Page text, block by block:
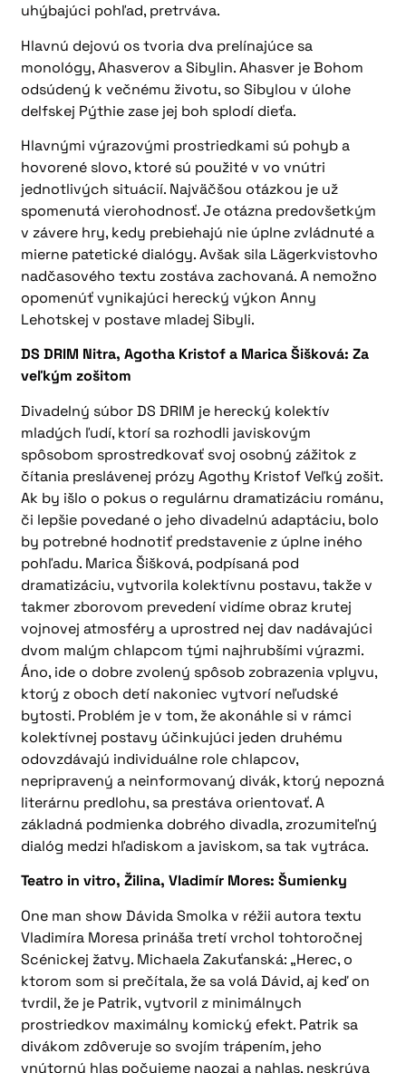
uhýbajúci pohľad, pretrváva.
Hlavnú dejovú os tvoria dva prelínajúce sa
monológy, Ahasverov a Sibylin. Ahasver je Bohom
odsúdený k večnému životu, so Sibylou v úlohe
delfskej Pýthie zase jej boh splodí dieťa.
Hlavnými výrazovými prostriedkami sú pohyb a
hovorené slovo, ktoré sú použité v vo vnútri
jednotlivých situácií. Najväčšou otázkou je už
spomenutá vierohodnosť. Je otázna predovšetkým
v závere hry, kedy prebiehajú nie úplne zvládnuté a
mierne patetické dialógy. Avšak sila Lägerkvistovho
nadčasového textu zostáva zachovaná. A nemožno
opomenúť vynikajúci herecký výkon Anny
Lehotskej v postave mladej Sibyli.
DS DRIM Nitra, Agotha ​​Kristof a Marica Šišková: Za
veľkým zošitom
Divadelný súbor DS DRIM je herecký kolektív
mladých ľudí, ktorí sa rozhodli javiskovým
spôsobom sprostredkovať svoj osobný zážitok z
čítania preslávenej prózy Agothy Kristof Veľký zošit.
Ak by išlo o pokus o regulárnu dramatizáciu románu,
či lepšie povedané o jeho divadelnú adaptáciu, bolo
by potrebné hodnotiť predstavenie z úplne iného
pohľadu. Marica Šišková, podpísaná pod
dramatizáciu, vytvorila kolektívnu postavu, takže v
takmer zborovom prevedení vidíme obraz krutej
vojnovej atmosféry a uprostred nej dav nadávajúci
dvom malým chlapcom tými najhrubšími výrazmi.
Áno, ide o dobre zvolený spôsob zobrazenia vplyvu,
ktorý z oboch detí nakoniec vytvorí neľudské
bytosti. Problém je v tom, že akonáhle si v rámci
kolektívnej postavy účinkujúci jeden druhému
odovzdávajú individuálne role chlapcov,
nepripravený a neinformovaný divák, ktorý nepozná
literárnu predlohu, sa prestáva orientovať. A
základná podmienka dobrého divadla, zrozumiteľný
dialóg medzi hľadiskom a javiskom, sa tak vytráca.
Teatro in vitro, Žilina, Vladimír Mores: Šumienky
One man show Dávida Smolka v réžii autora textu
Vladimíra Moresa prináša tretí vrchol tohtoročnej
Scénickej žatvy. Michaela Zakuťanská: „Herec, o
ktorom som si prečítala, že sa volá Dávid, aj keď on
tvrdil, že je Patrik, vytvoril z minimálnych
prostriedkov maximálny komický efekt. Patrik sa
divákom zdôveruje so svojím trápením, jeho
vnútorný hlas počujeme naozaj a nahlas, neskrýva